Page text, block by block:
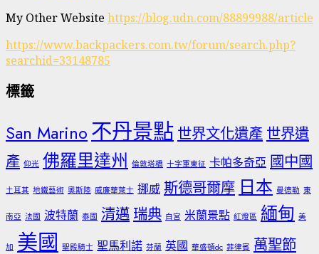
My Other Website https://blog.udn.com/88899988/article
https://www.backpackers.com.tw/forum/search.php?
searchid=33148785
標籤
San Marino 不丹景點 世界文化遺產 世界遺
產 仰光 佛羅里達州 倫敦塔橋 十字軍東征 卡帕多奇亞 國中國
土耳其 地鐵藝術 奧斯陸 威廉華萊士 挪威 斯德哥爾摩 日本 曼德勒 東
南亞 法國 波特蘭 泰國 清邁 瑞典 白宮 米蘭景點 紅燈區 緬甸 美
加 美國 聖殿騎士 聖馬利諾 芬蘭 英國 華盛頓dc 菲律賓 萬聖節